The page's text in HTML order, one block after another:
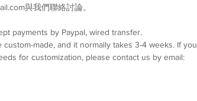
與我們聯絡討論。
payments by Paypal, wired transfer.
made, and it normally takes 3-4 weeks. If you
for customization, please contact us by email: